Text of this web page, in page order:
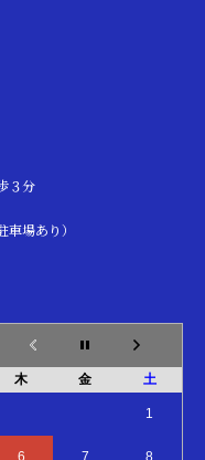
３分
場あり）
木 金 土
1
6 7 8